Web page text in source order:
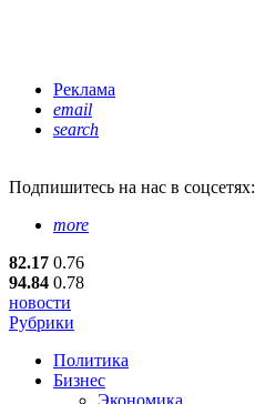
Реклама
email
search
Подпишитесь на нас в соцсетях:
more
82.17 0.76
94.84 0.78
новости
Рубрики
Политика
Бизнес
Экономика